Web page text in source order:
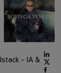
- IA &